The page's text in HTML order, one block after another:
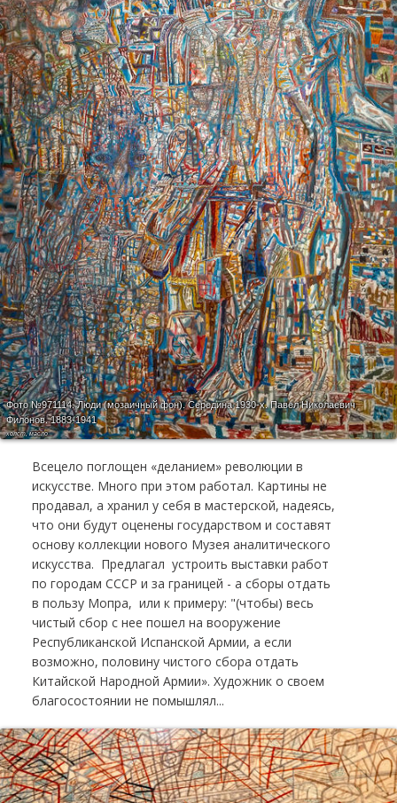
Фото №971114.Люди (мозаичный фон). Середина 1930-х. Павел Николаевич
Филонов. 1883-1941
холст, масло
Всецело поглощен «деланием» революции в
искусстве. Много при этом работал. Картины не
продавал, а хранил у себя в мастерской, надеясь,
что они будут оценены государством и составят
основу коллекции нового Музея аналитического
искусства. Предлагал устроить выставки работ
по городам СССР и за границей - а сборы отдать
в пользу Мопра, или к примеру: "(чтобы) весь
чистый сбор с нее пошел на вооружение
Республиканской Испанской Армии, а если
возможно, половину чистого сбора отдать
Китайской Народной Армии». Художник о своем
благосостоянии не помышлял...